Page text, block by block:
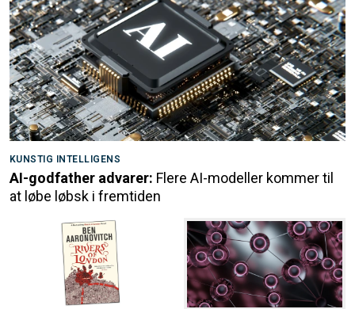
KUNSTIG INTELLIGENS
AI-godfather advarer: Flere AI-modeller kommer til
at løbe løbsk i fremtiden